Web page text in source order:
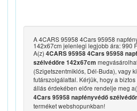
A 4CARS 95958 4Cars 95958
142x67cm jelenlegi legjobb ára: 990
A(z) 4CARS 95958 4Cars 95958
szélvédőre 142x67cm
(Szigetszentmiklós, Dél-Buda), vagy
futárszolgálattal. Kérjük, hogy a
állás érdekében előre rendelje meg
4Cars 95958 napfényvédő
terméket webshopunkban!